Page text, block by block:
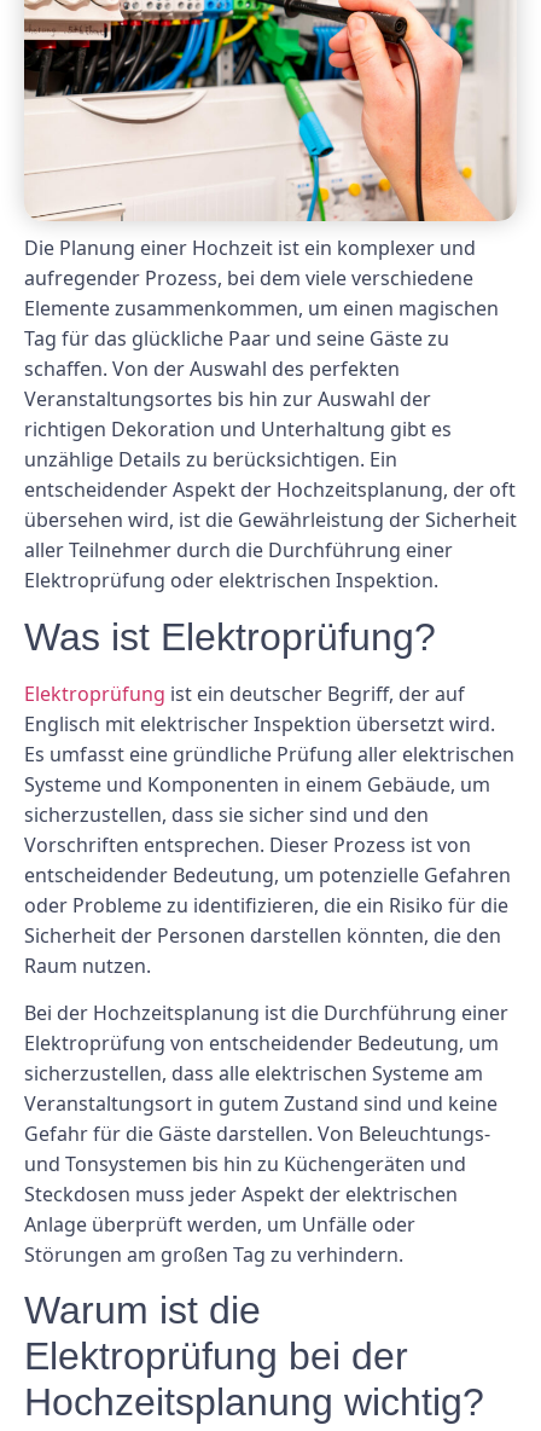
Die Planung einer Hochzeit ist ein komplexer und
aufregender Prozess, bei dem viele verschiedene
Elemente zusammenkommen, um einen magischen
Tag für das glückliche Paar und seine Gäste zu
schaffen. Von der Auswahl des perfekten
Veranstaltungsortes bis hin zur Auswahl der
richtigen Dekoration und Unterhaltung gibt es
unzählige Details zu berücksichtigen. Ein
entscheidender Aspekt der Hochzeitsplanung, der oft
übersehen wird, ist die Gewährleistung der Sicherheit
aller Teilnehmer durch die Durchführung einer
Elektroprüfung oder elektrischen Inspektion.
Was ist Elektroprüfung?
Elektroprüfung ist ein deutscher Begriff, der auf
Englisch mit elektrischer Inspektion übersetzt wird.
Es umfasst eine gründliche Prüfung aller elektrischen
Systeme und Komponenten in einem Gebäude, um
sicherzustellen, dass sie sicher sind und den
Vorschriften entsprechen. Dieser Prozess ist von
entscheidender Bedeutung, um potenzielle Gefahren
oder Probleme zu identifizieren, die ein Risiko für die
Sicherheit der Personen darstellen könnten, die den
Raum nutzen.
Bei der Hochzeitsplanung ist die Durchführung einer
Elektroprüfung von entscheidender Bedeutung, um
sicherzustellen, dass alle elektrischen Systeme am
Veranstaltungsort in gutem Zustand sind und keine
Gefahr für die Gäste darstellen. Von Beleuchtungs-
und Tonsystemen bis hin zu Küchengeräten und
Steckdosen muss jeder Aspekt der elektrischen
Anlage überprüft werden, um Unfälle oder
Störungen am großen Tag zu verhindern.
Warum ist die
Elektroprüfung bei der
Hochzeitsplanung wichtig?